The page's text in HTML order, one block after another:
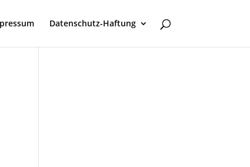
Datenschutz-Haftung